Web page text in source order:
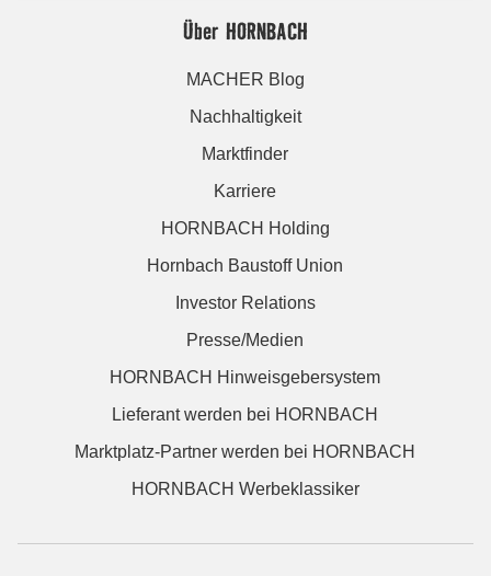
Über HORNBACH
MACHER Blog
Nachhaltigkeit
Marktfinder
Karriere
HORNBACH Holding
Hornbach Baustoff Union
Investor Relations
Presse/Medien
HORNBACH Hinweisgebersystem
Lieferant werden bei HORNBACH
Marktplatz-Partner werden bei HORNBACH
HORNBACH Werbeklassiker